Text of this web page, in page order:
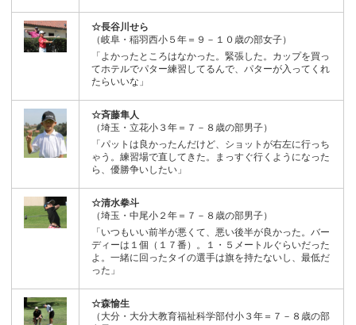
☆長谷川せら
（岐阜・稲羽西小５年＝９－１０歳の部女子）
「よかったところはなかった。緊張した。カップを買っ
てホテルでパター練習してるんで、パターが入ってくれ
たらいいな」
☆斉藤隼人
（埼玉・立花小３年＝７－８歳の部男子）
「パットは良かったんだけど、ショットが右左に行っち
ゃう。練習場で直してきた。まっすぐ行くようになった
ら、優勝争いしたい」
☆清水拳斗
（埼玉・中尾小２年＝７－８歳の部男子）
「いつもいい前半が悪くて、悪い後半が良かった。バー
ディーは１個（１７番）。１・５メートルぐらいだった
よ。一緒に回ったタイの選手は旗を持たないし、最低だ
った」
☆森愉生
（大分・大分大教育福祉科学部付小３年＝７－８歳の部